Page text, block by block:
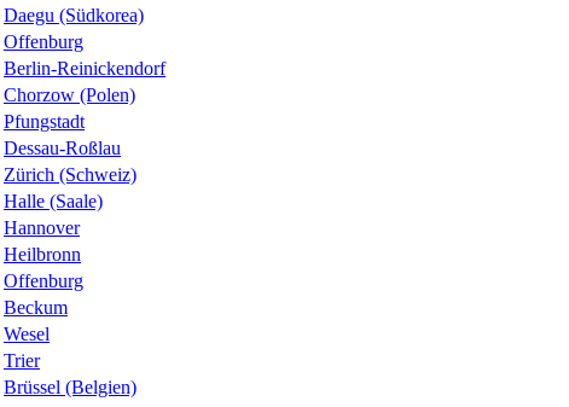
Daegu (Südkorea)
Offenburg
Berlin-Reinickendorf
Chorzow (Polen)
Pfungstadt
Dessau-Roßlau
Zürich (Schweiz)
Halle (Saale)
Hannover
Heilbronn
Offenburg
Beckum
Wesel
Trier
Brüssel (Belgien)